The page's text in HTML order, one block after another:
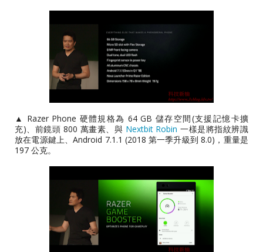
▲ Razer Phone 硬體規格為 64 GB 儲存空間(支援記憶卡擴
充)、前鏡頭 800 萬畫素、與 Nextbit Robin 一樣是將指紋辨識
放在電源鍵上、Android 7.1.1 (2018 第一季升級到 8.0)，重量是
197 公克。